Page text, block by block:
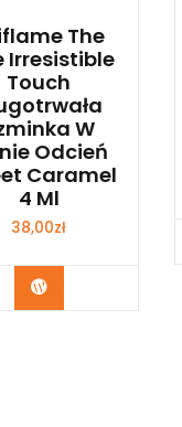
The
Irresistible
Touch
W
Odcień
Caramel
4 Ml
38,00zł
Zobacz